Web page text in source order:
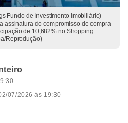
Fundo de Investimento Imobiliário)
assinatura do compromisso de compra
de 10,682% no Shopping
Reprodução)
07/2026 às 19:30